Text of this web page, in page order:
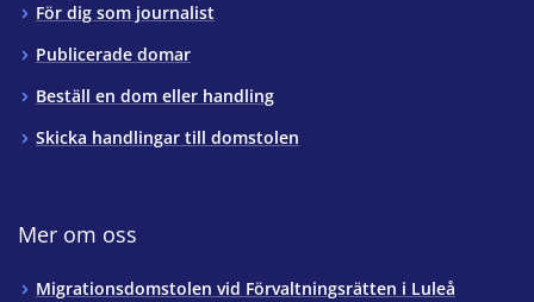
För dig som journalist
Publicerade domar
Beställ en dom eller handling
Skicka handlingar till domstolen
Mer om oss
Migrationsdomstolen vid Förvaltningsrätten i Luleå